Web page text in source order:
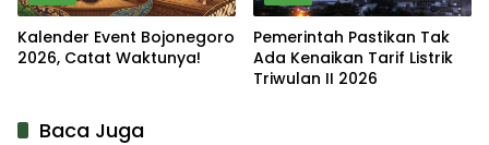
Kalender Event Bojonegoro
2026, Catat Waktunya!
Pemerintah Pastikan Tak
Ada Kenaikan Tarif Listrik
Triwulan II 2026
Baca Juga